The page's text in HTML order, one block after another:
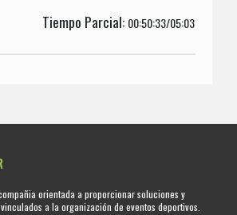
Tiempo Parcial: 00:50:33/05:03
orientada a proporcionar soluciones y
a la organización de eventos deportivos.